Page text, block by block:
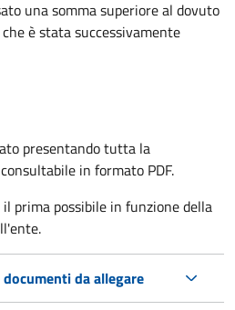
una somma superiore al dovuto
è stata successivamente
presentando tutta la
in formato PDF.
prima possibile in funzione della
da allegare